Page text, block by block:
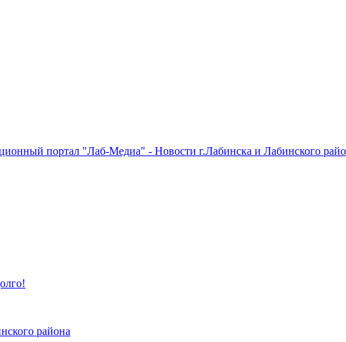
портал "Лаб-Медиа" - Новости г.Лабинска и Лабинского
района